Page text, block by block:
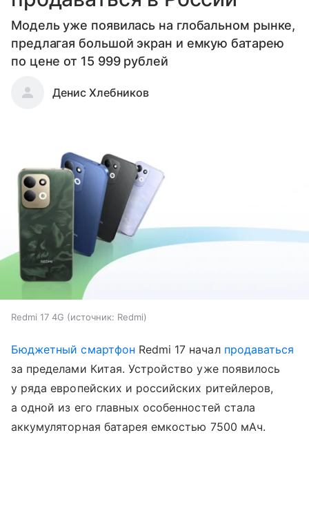
Модель уже появилась на глобальном рынке,
предлагая большой экран и емкую батарею
по цене от 15 999 рублей
Денис Хлебников
Redmi 17 4G источник: Redmi
Бюджетный смартфон Redmi 17 начал продаваться
за пределами Китая. Устройство уже появилось
у ряда европейских и российских ритейлеров,
а одной из его главных особенностей стала
аккумуляторная батарея емкостью 7500 мАч.